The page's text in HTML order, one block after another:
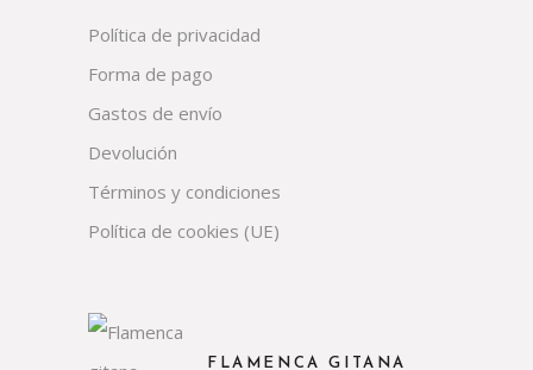
Política de privacidad
Forma de pago
Gastos de envío
Devolución
Términos y condiciones
Política de cookies (UE)
FLAMENCA GITANA